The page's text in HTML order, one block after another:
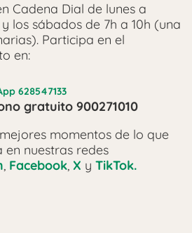
Cadena Dial de lunes a
y los sábados de 7h a 10h (una
Participa en el
en:
628547133
gratuito 900271010
momentos de lo que
nuestras redes
, Facebook, X y TikTok.